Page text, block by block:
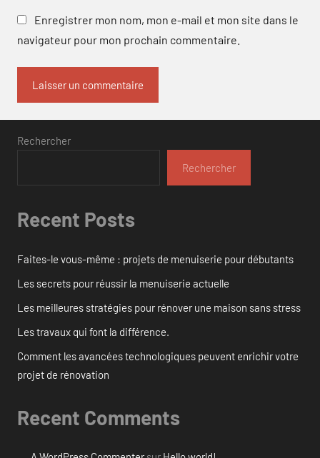
Enregistrer mon nom, mon e-mail et mon site dans le
navigateur pour mon prochain commentaire.
Rechercher
Rechercher
Recent Posts
Faites-le vous-même : projets de menuiserie pour débutants
Les secrets pour réussir la menuiserie actuelle
Les meilleures stratégies pour rénover une maison sans stress
Les travaux qui font la différence.
Comment les avancées technologiques peuvent enrichir votre
projet de rénovation
Recent Comments